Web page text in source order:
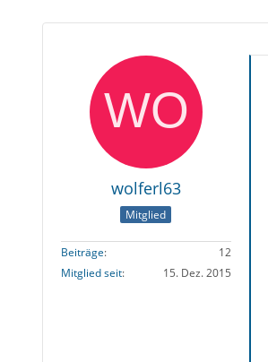
wolferl63
Mitglied
Beiträge
12
Mitglied seit
15. Dez. 2015